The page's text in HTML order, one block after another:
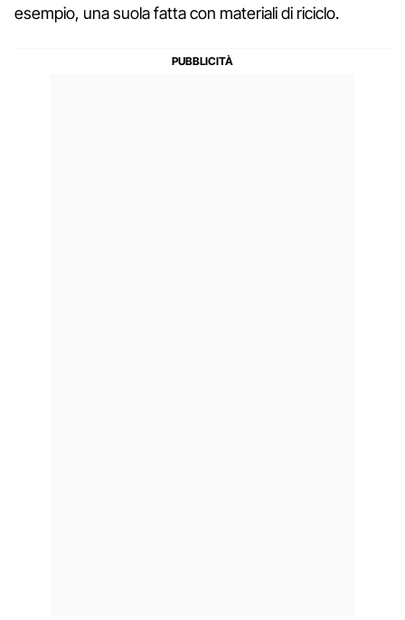
esempio, una suola fatta con materiali di riciclo.